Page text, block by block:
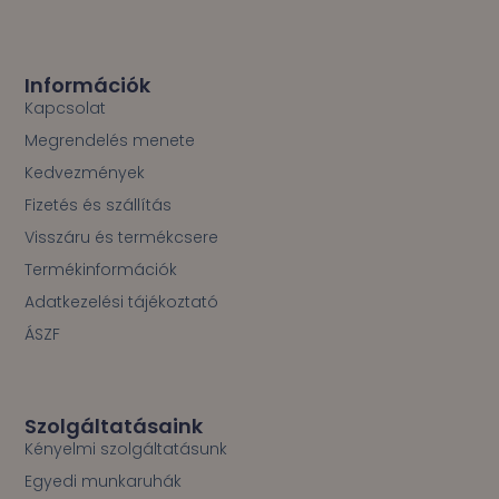
Szolgáltatásaink
Kényelmi szolgáltatásunk
Egyedi munkaruhák
Információk
Kapcsolat
Megrendelés menete
Kedvezmények
Fizetés és szállítás
Visszáru és termékcsere
Termékinformációk
Adatkezelési tájékoztató
ÁSZF